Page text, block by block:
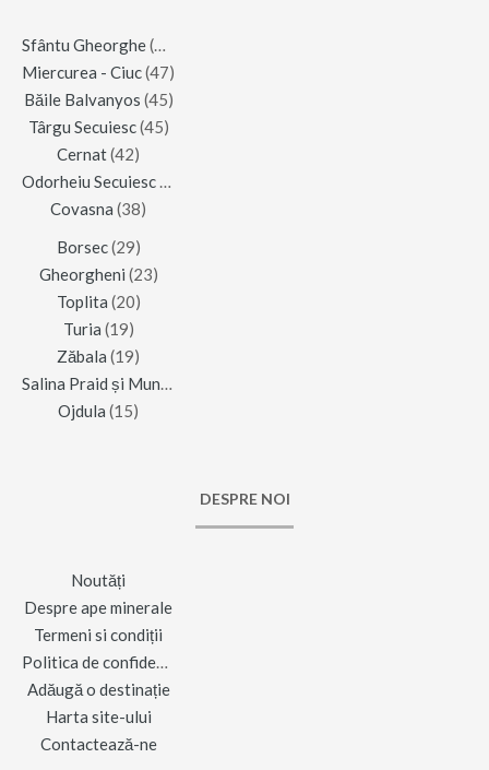
Sfântu Gheorghe(123)
Miercurea - Ciuc(47)
Băile Balvanyos (45)
Târgu Secuiesc(45)
Cernat(42)
Odorheiu Secuiesc
Covasna (38)
Borsec(29)
Gheorgheni (23)
Toplita (20)
Turia (19)
Zăbala (19)
Salina Praid și Muntele de Sare
Ojdula (15)
DESPRE NOI
Noutăți
Despre ape minerale
Termeni si condiții
Politica de confidențialitate
Adăugă o destinație
Harta site-ului
Contactează-ne